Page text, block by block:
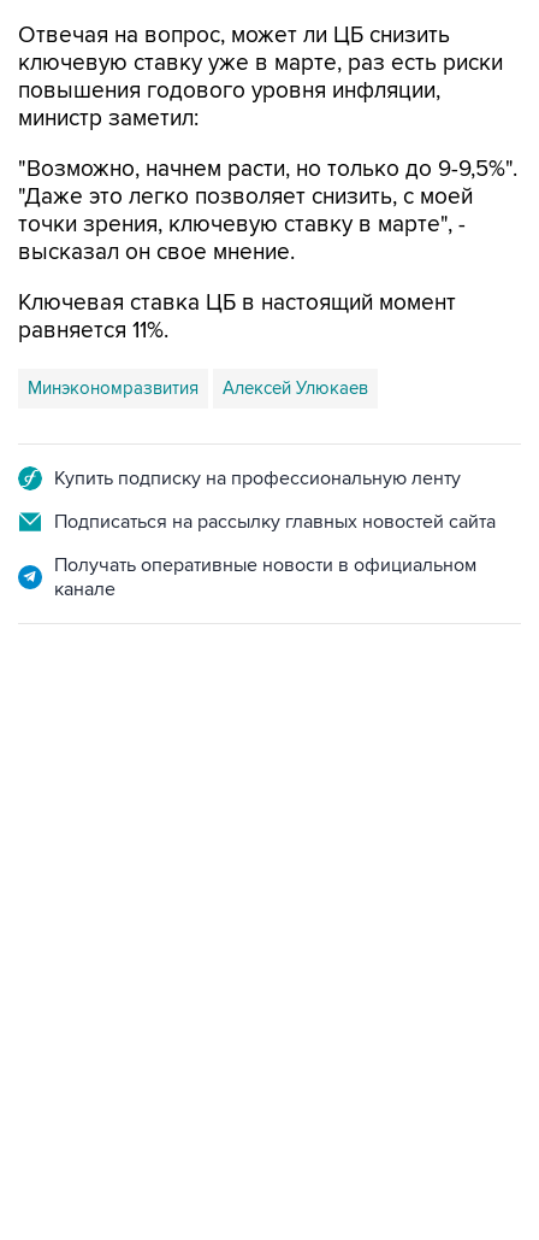
Отвечая на вопрос, может ли ЦБ снизить
ключевую ставку уже в марте, раз есть риски
повышения годового уровня инфляции,
министр заметил:
"Возможно, начнем расти, но только до 9-9,5%".
"Даже это легко позволяет снизить, с моей
точки зрения, ключевую ставку в марте", -
высказал он свое мнение.
Ключевая ставка ЦБ в настоящий момент
равняется 11%.
Минэкономразвития Алексей Улюкаев
Купить подписку на профессиональную ленту
Подписаться на рассылку главных новостей сайта
Получать оперативные новости в официальном
канале